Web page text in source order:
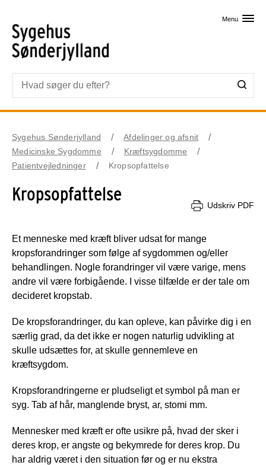
Menu
Sygehus Sønderjylland
Afdelinger og afsnit
Medicinske Sygdomme
Kræftsygdomme
Patientvejledninger
Kropsopfattelse
Kropsopfattelse
Udskriv PDF
Et menneske med kræft bliver udsat for mange
kropsforandringer som følge af sygdommen og/eller
behandlingen. Nogle forandringer vil være varige, mens
andre vil være forbigående. I visse tilfælde er der tale om
decideret kropstab.
De kropsforandringer, du kan opleve, kan påvirke dig i en
særlig grad, da det ikke er nogen naturlig udvikling at
skulle udsættes for, at skulle gennemleve en
kræftsygdom.
Kropsforandringerne er pludseligt et symbol på man er
syg. Tab af hår, manglende bryst, ar, stomi mm.
Mennesker med kræft er ofte usikre på, hvad der sker i
deres krop, er angste og bekymrede for deres krop. Du
har aldrig været i den situation før og er nu ekstra